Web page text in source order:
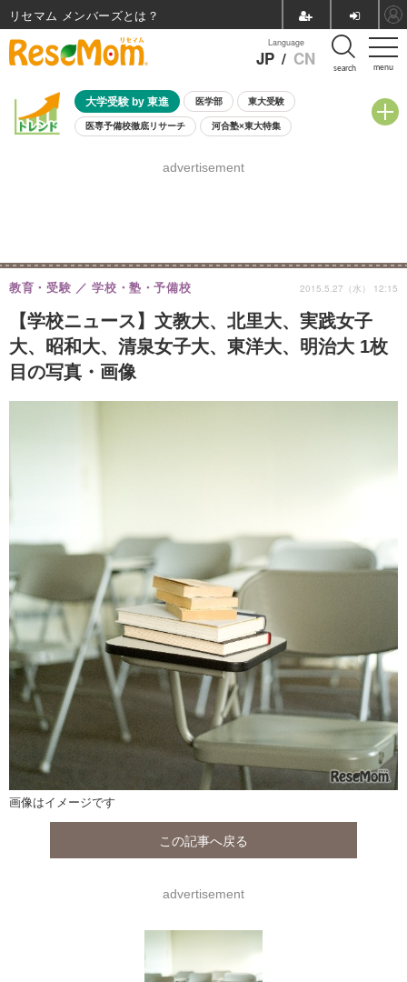
menu
Language
JP / CN search
大学受験 by 東進 医学部 東大受験
医専予備校徹底リサーチ 河合塾×東大特集
8月開催学校説明会・相談会
advertisement
【学校ニュース】文教大、北里大、実践女子
大、昭和大、清泉女子大、東洋大、明治大 1枚
目の写真・画像
教育・受験 学校・塾・予備校 2015.5.27（水） 12:15
画像はイメージです
この記事へ戻る
advertisement
リセマム メンバーズ